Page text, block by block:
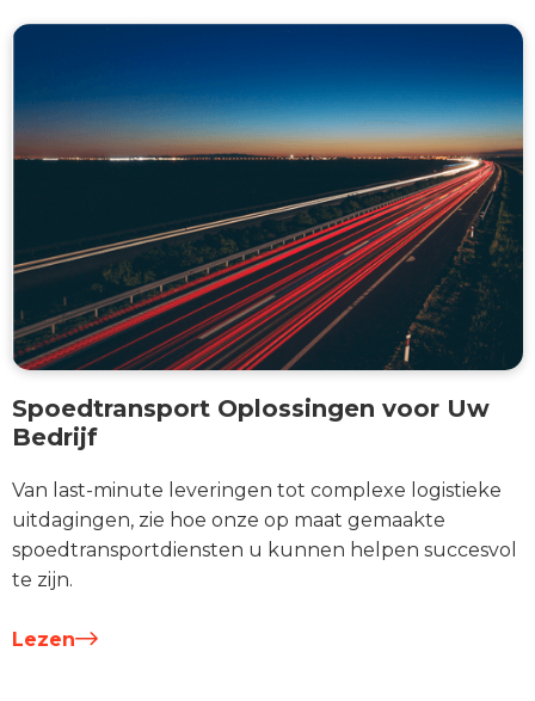
Spoedtransport Oplossingen voor Uw
Bedrijf
Van last-minute leveringen tot complexe logistieke
uitdagingen, zie hoe onze op maat gemaakte
spoedtransportdiensten u kunnen helpen succesvol
te zijn.
Lezen